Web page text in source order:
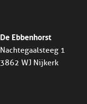
De Ebbenhorst
Nachtegaalsteeg 1
3862 WJ Nijkerk